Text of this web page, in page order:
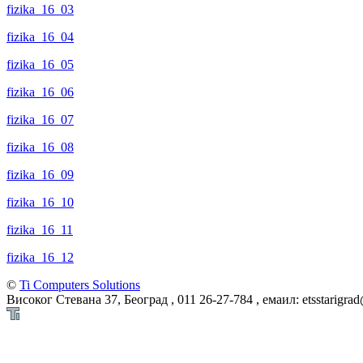
fizika_16_03
fizika_16_04
fizika_16_05
fizika_16_06
fizika_16_07
fizika_16_08
fizika_16_09
fizika_16_10
fizika_16_11
fizika_16_12
© Ti Computers Solutions
Високог Стевана 37, Београд , 011 26-27-784 , емаил: